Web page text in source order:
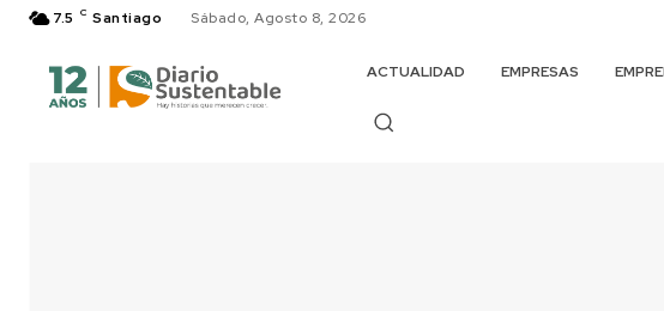
7.5 C Santiago Sábado, Agosto 8, 2026
ACTUALIDAD EMPRESAS